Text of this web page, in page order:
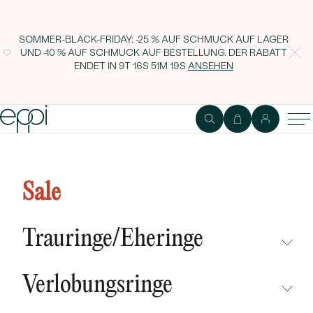
SOMMER-BLACK-FRIDAY: -25 % AUF SCHMUCK AUF LAGER
UND -10 % AUF SCHMUCK AUF BESTELLUNG. DER RABATT
ENDET IN9T 16S 51M 18S ANSEHEN
Sale
Trauringe/Eheringe
NEUHEITEN
Verlobungsringe
Olivin und Diamanten Dylah